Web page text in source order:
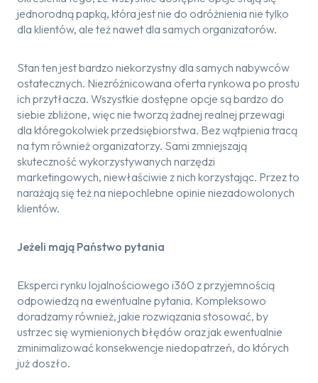
jednorodną papką, która jest nie do odróżnienia nie tylko
dla klientów, ale też nawet dla samych organizatorów.
Stan ten jest bardzo niekorzystny dla samych nabywców
ostatecznych. Niezróżnicowana oferta rynkowa po prostu
ich przytłacza. Wszystkie dostępne opcje są bardzo do
siebie zbliżone, więc nie tworzą żadnej realnej przewagi
dla któregokolwiek przedsiębiorstwa. Bez wątpienia tracą
na tym również organizatorzy. Sami zmniejszają
skuteczność wykorzystywanych narzędzi
marketingowych, niewłaściwie z nich korzystając. Przez to
narażają się też na niepochlebne opinie niezadowolonych
klientów.
Jeżeli mają Państwo pytania
Eksperci rynku lojalnościowego i360 z przyjemnością
odpowiedzą na ewentualne pytania. Kompleksowo
doradzamy również, jakie rozwiązania stosować, by
ustrzec się wymienionych błędów oraz jak ewentualnie
zminimalizować konsekwencje niedopatrzeń, do których
już doszło.